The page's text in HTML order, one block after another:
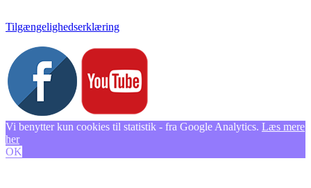
Tilgængelighedserklæring
Vi benytter kun cookies til statistik - fra Google Analytics. Læs mere
her
OK